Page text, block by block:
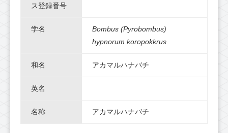
ス登録番号
学名
Bombus (Pyrobombus)
hypnorum koropokkrus
和名 アカマルハナバチ
英名
名称 アカマルハナバチ